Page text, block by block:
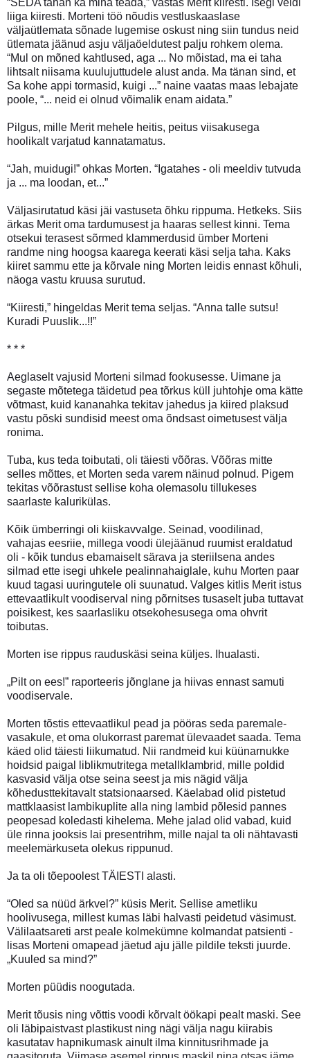
liiga kiiresti. Morteni töö nõudis vestluskaaslase
väljaütlemata sõnade lugemise oskust ning siin tundus neid
ütlemata jäänud asju väljaöeldutest palju rohkem olema.
“Mul on mõned kahtlused, aga ... No mõistad, ma ei taha
lihtsalt niisama kuulujuttudele alust anda. Ma tänan sind, et
Sa kohe appi tormasid, kuigi ...” naine vaatas maas lebajate
poole, “... neid ei olnud võimalik enam aidata.”
Pilgus, mille Merit mehele heitis, peitus viisakusega
hoolikalt varjatud kannatamatus.
“Jah, muidugi!” ohkas Morten. “Igatahes - oli meeldiv tutvuda
ja ... ma loodan, et...”
Väljasirutatud käsi jäi vastuseta õhku rippuma. Hetkeks. Siis
ärkas Merit oma tardumusest ja haaras sellest kinni. Tema
otsekui terasest sõrmed klammerdusid ümber Morteni
randme ning hoogsa kaarega keerati käsi selja taha. Kaks
kiiret sammu ette ja kõrvale ning Morten leidis ennast kõhuli,
näoga vastu kruusa surutud.
“Kiiresti,” hingeldas Merit tema seljas. “Anna talle sutsu!
Kuradi Puuslik...!!”
* * *
Aeglaselt vajusid Morteni silmad fookusesse. Uimane ja
segaste mõtetega täidetud pea tõrkus küll juhtohje oma kätte
võtmast, kuid kananahka tekitav jahedus ja kiired plaksud
vastu põski sundisid meest oma õndsast oimetusest välja
ronima.
Tuba, kus teda toibutati, oli täiesti võõras. Võõras mitte
selles mõttes, et Morten seda varem näinud polnud. Pigem
tekitas võõrastust sellise koha olemasolu tillukeses
saarlaste kalurikülas.
Kõik ümberringi oli kiiskavvalge. Seinad, voodilinad,
vahajas eesriie, millega voodi ülejäänud ruumist eraldatud
oli - kõik tundus ebamaiselt särava ja steriilsena andes
silmad ette isegi uhkele pealinnahaiglale, kuhu Morten paar
kuud tagasi uuringutele oli suunatud. Valges kitlis Merit istus
ettevaatlikult voodiserval ning põrnitses tusaselt juba tuttavat
poisikest, kes saarlasliku otsekohesusega oma ohvrit
toibutas.
Morten ise rippus rauduskäsi seina küljes. Ihualasti.
„Pilt on ees!” raporteeris jõnglane ja hiivas ennast samuti
voodiservale.
Morten tõstis ettevaatlikul pead ja pööras seda paremale-
vasakule, et oma olukorrast paremat ülevaadet saada. Tema
käed olid täiesti liikumatud. Nii randmeid kui küünarnukke
hoidsid paigal liblikmutritega metallklambrid, mille poldid
kasvasid välja otse seina seest ja mis nägid välja
kõhedusttekitavalt statsionaarsed. Käelabad olid pistetud
mattklaasist lambikuplite alla ning lambid põlesid pannes
peopesad koledasti kihelema. Mehe jalad olid vabad, kuid
üle rinna jooksis lai presentrihm, mille najal ta oli nähtavasti
meelemärkuseta olekus rippunud.
Ja ta oli tõepoolest TÄIESTI alasti.
“Oled sa nüüd ärkvel?” küsis Merit. Sellise ametliku
hoolivusega, millest kumas läbi halvasti peidetud väsimust.
Välilaatsareti arst peale kolmekümne kolmandat patsienti -
lisas Morteni omapead jäetud aju jälle pildile teksti juurde.
„Kuuled sa mind?”
Morten püüdis noogutada.
Merit tõusis ning võttis voodi kõrvalt öökapi pealt maski. See
oli läbipaistvast plastikust ning nägi välja nagu kiirabis
kasutatav hapnikumask ainult ilma kinnitusrihmade ja